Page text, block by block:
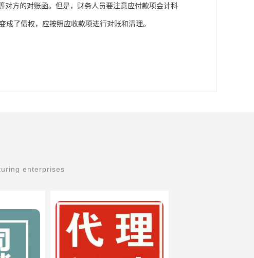
对方的对账函。但是，财务人员要注意应付款项会计科
了债权，应按照应收款项进行对账和清理。
enterprises